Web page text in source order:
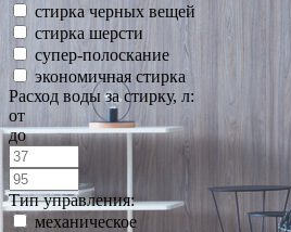
стирка черных вещей
стирка шерсти
супер-полоскание
экономичная стирка
Расход воды за стирку, л:
от
до
Тип управления:
механическое